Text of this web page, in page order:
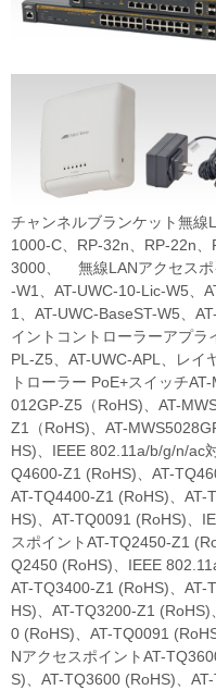
チャンネルブランケット無
1000-C、RP-32n、RP-22n
3000、 無線LANアクセスポ
-W1、AT-UWC-10-Lic-W5、
1、AT-UWC-BaseST-W5、
イントコントローラーアプラ
PL-Z5、AT-UWC-APL、レイ
トローラー PoE+スイッチ
012GP-Z5（RoHS)、AT-
Z1（RoHS)、AT-
HS)、IEEE 802.11a/b/g/n/ac
Q4600-Z1 (RoHS)、AT-
AT-TQ4400-Z1 (RoHS)、
HS)、AT-TQ0091 (RoHS)、
スポイントAT-TQ2450-Z1
Q2450 (RoHS)、IEEE
AT-TQ3400-Z1 (RoHS)、
HS)、AT-TQ3200-Z1
0 (RoHS)、AT-TQ0091
NアクセスポイントAT-
S)、AT-TQ3600 (RoHS)、